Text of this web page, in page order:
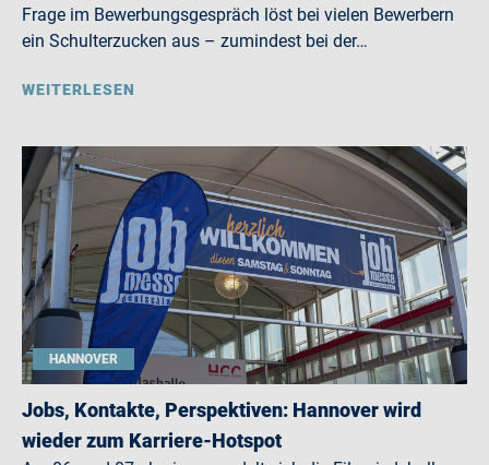
Frage im Bewerbungsgespräch löst bei vielen Bewerbern
ein Schulterzucken aus – zumindest bei der…
WEITERLESEN
HANNOVER
Jobs, Kontakte, Perspektiven: Hannover wird
wieder zum Karriere-Hotspot